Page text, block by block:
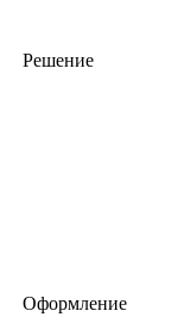
Решение
Оформление